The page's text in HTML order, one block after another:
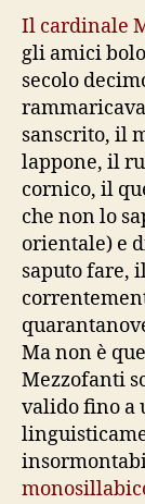
Il cardinale
gli amici
secolo
sanscrito, il
lappone, il
cornico, il
che non lo
orientale) e
saputo fare,
Ma non è
Mezzofanti
valido fino a